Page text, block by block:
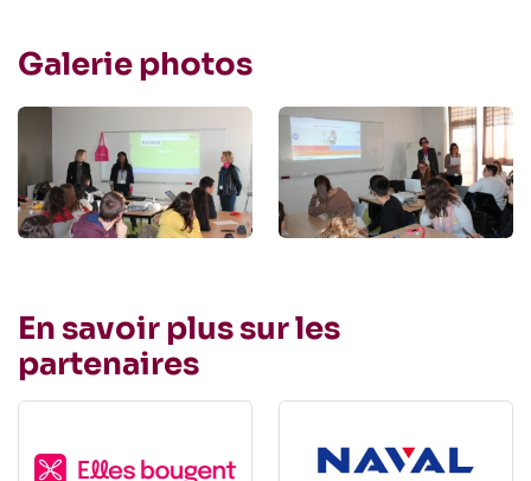
Galerie photos
En savoir plus sur les
partenaires